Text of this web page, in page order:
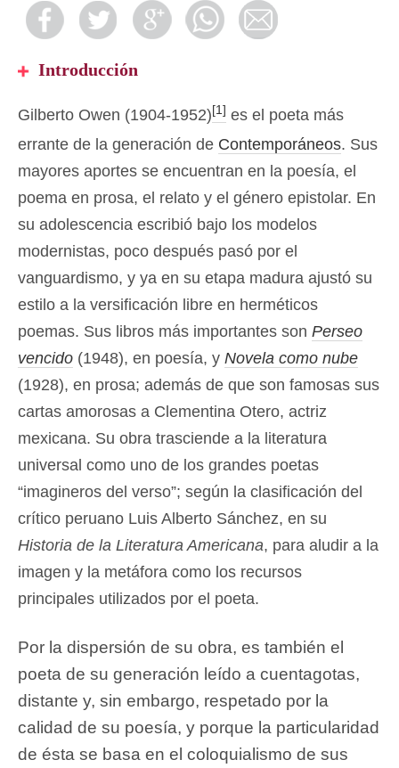
Introducción
Gilberto Owen (1904-1952)[1] es el poeta más
errante de la generación de Contemporáneos. Sus
mayores aportes se encuentran en la poesía, el
poema en prosa, el relato y el género epistolar. En
su adolescencia escribió bajo los modelos
modernistas, poco después pasó por el
vanguardismo, y ya en su etapa madura ajustó su
estilo a la versificación libre en herméticos
poemas. Sus libros más importantes son Perseo
vencido (1948), en poesía, y Novela como nube
(1928), en prosa; además de que son famosas sus
cartas amorosas a Clementina Otero, actriz
mexicana. Su obra trasciende a la literatura
universal como uno de los grandes poetas
“imagineros del verso”; según la clasificación del
crítico peruano Luis Alberto Sánchez, en su
Historia de la Literatura Americana, para aludir a la
imagen y la metáfora como los recursos
principales utilizados por el poeta.
Por la dispersión de su obra, es también el
poeta de su generación leído a cuentagotas,
distante y, sin embargo, respetado por la
calidad de su poesía, y porque la particularidad
de ésta se basa en el coloquialismo de sus